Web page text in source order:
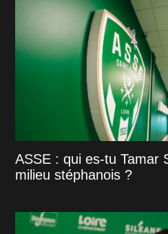
ASSE : qui es-tu Tamar
milieu stéphanois ?